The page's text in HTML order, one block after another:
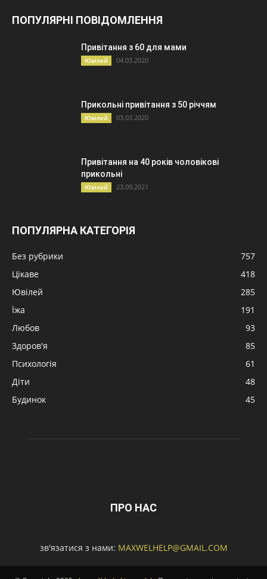
ПОПУЛЯРНІ ПОВІДОМЛЕННЯ
Привітання з 60 для мами
Ювілей 04.03.2020
Прикольні привітання з 50 річчям
Ювілей 03.03.2020
Привітання на 40 років чоловікові
прикольні
Ювілей 23.09.2021
ПОПУЛЯРНА КАТЕГОРІЯ
Без рубрики
757
Цікаве
418
Ювілей
285
Їжа
191
Любов
93
Здоров'я
85
Психологія
61
Діти
48
Будинок
45
ПРО НАС
зв'язатися з нами: MAXWELHELP@GMAIL.COM